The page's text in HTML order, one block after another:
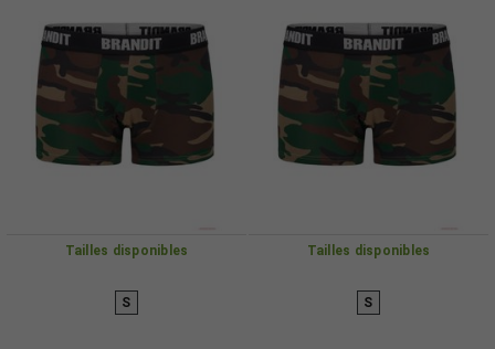
Tailles disponibles
S
Tailles disponibles
S